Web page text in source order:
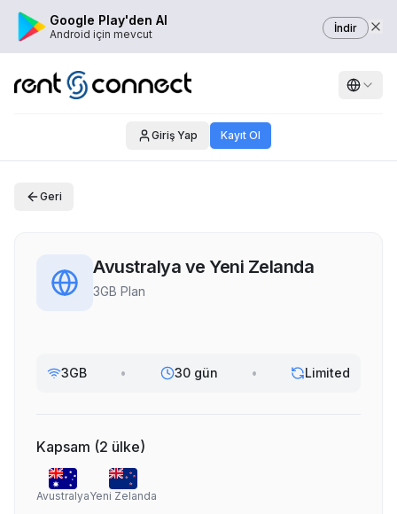
Google Play'den Al
Android için mevcut İndir
Giriş Yap Kayıt Ol
Geri
Avustralya ve Yeni Zelanda
3GB Plan
3GB • 30 gün • Limited
Kapsam (2 ülke)
AvustralyaYeni Zelanda